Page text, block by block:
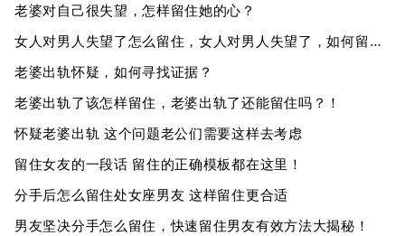
老婆对自己很失望，怎样留住她的心？
女人对男人失望了怎么留住，女人对男人失望了，如何留住这段感情？
老婆出轨怀疑，如何寻找证据？
老婆出轨了该怎样留住，老婆出轨了还能留住吗？！
怀疑老婆出轨 这个问题老公们需要这样去考虑
留住女友的一段话 留住的正确模板都在这里！
分手后怎么留住处女座男友 这样留住更合适
男友坚决分手怎么留住，快速留住男友有效方法大揭秘！